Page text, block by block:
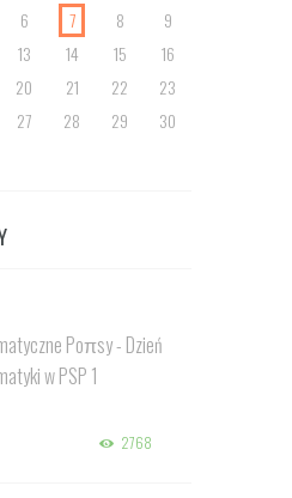
6 7 8
9
13 14 15
16
20 21 22
23
27 28 29
30
Poπsy - Dzień
w PSP 1
2768